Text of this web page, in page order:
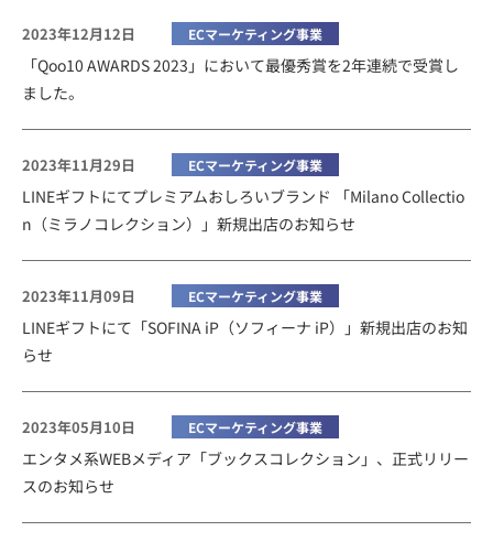
2023年12月12日 ECマーケティング事業
「Qoo10 AWARDS 2023」において最優秀賞を2年連続で受賞し
ました。
2023年11月29日 ECマーケティング事業
LINEギフトにてプレミアムおしろいブランド 「Milano Collectio
n（ミラノコレクション）」新規出店のお知らせ
2023年11月09日 ECマーケティング事業
LINEギフトにて「SOFINA iP（ソフィーナ iP）」新規出店のお知
らせ
2023年05月10日 ECマーケティング事業
エンタメ系WEBメディア「ブックスコレクション」、正式リリー
スのお知らせ